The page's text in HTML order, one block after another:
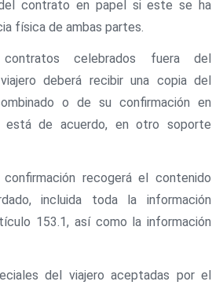
contrato en papel si este se ha
física de ambas partes.
celebrados fuera del
deberá recibir una copia del
o de su confirmación en
de acuerdo, en otro soporte
recogerá el contenido
incluida toda la información
153.1, así como la información
del viajero aceptadas por el